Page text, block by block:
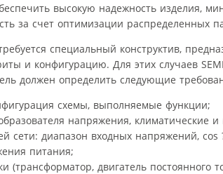
высокую надежность изделия,
за счет оптимизации распределенных
специальный конструктив,
и конфигурацию. Для этих случаев
должен определить следующие
схемы, выполняемые функции;
напряжения, климатические и
сети: диапазон входных напряжений, cos
питания;
(трансформатор, двигатель постоянного